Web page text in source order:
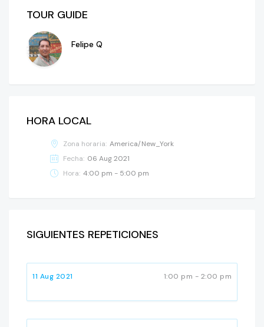
TOUR GUIDE
Felipe Q
HORA LOCAL
Zona horaria: America/New_York
Fecha: 06 Aug 2021
Hora: 4:00 pm - 5:00 pm
SIGUIENTES REPETICIONES
11 Aug 2021 1:00 pm - 2:00 pm